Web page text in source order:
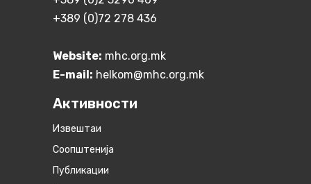
+389 (0)72 278 436
Website: mhc.org.mk
E-mail: helkom@mhc.org.mk
Активности
Извештаи
Соопштенија
Публикации